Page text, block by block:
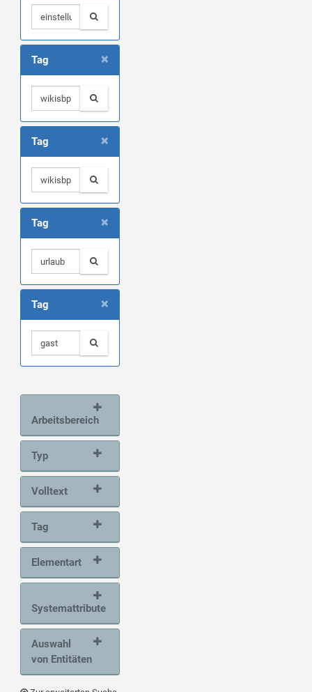
×
Tag
×
Tag
×
Tag
×
Tag
Arbeitsbereich
Typ
Volltext
Tag
Elementart
Systemattribute
Auswahl
von Entitäten